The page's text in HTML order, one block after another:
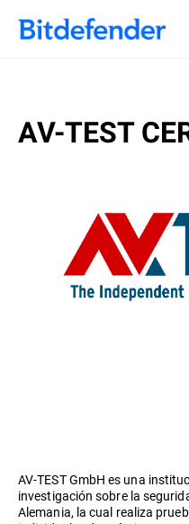
AV-TEST
AV-TEST GmbH es una
investigación sobre la
Alemania, la cual realiza